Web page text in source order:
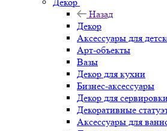
Назад
Декор
Аксессуары для
Арт-объекты
Вазы
Декор для кухни
Бизнес-аксессуары
Декор для
Декоративные
Аксессуары для